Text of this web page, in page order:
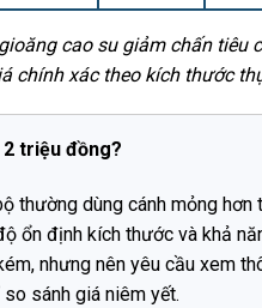
cao su giảm chấn
chính xác theo kích thước
triệu đồng?
dùng cánh mỏng hơn
ổn định kích thước và khả
nhưng nên yêu cầu xem
sánh giá niêm yết.